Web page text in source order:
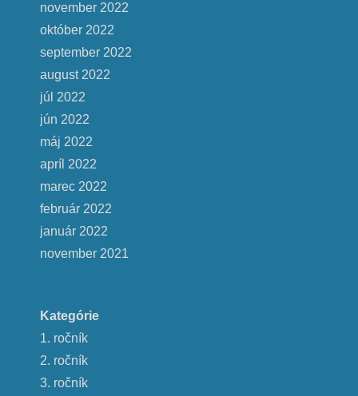
november 2022
október 2022
september 2022
august 2022
júl 2022
jún 2022
máj 2022
apríl 2022
marec 2022
február 2022
január 2022
november 2021
Kategórie
1. ročník
2. ročník
3. ročník